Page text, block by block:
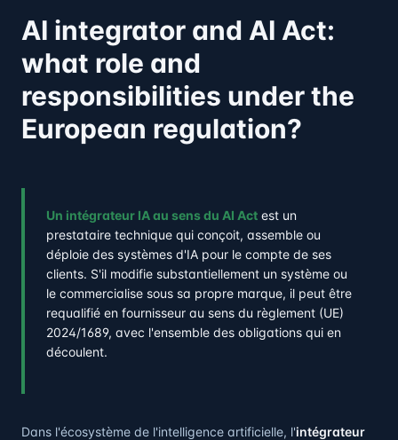
AI integrator and AI Act:
what role and
responsibilities under the
European regulation?
Un intégrateur IA au sens du AI Act est un
prestataire technique qui conçoit, assemble ou
déploie des systèmes d'IA pour le compte de ses
clients. S'il modifie substantiellement un système ou
le commercialise sous sa propre marque, il peut être
requalifié en fournisseur au sens du règlement (UE)
2024/1689, avec l'ensemble des obligations qui en
découlent.
Dans l'écosystème de l'intelligence artificielle, l'intégrateur